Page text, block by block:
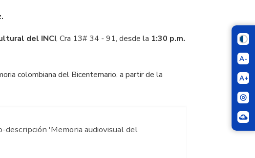
A-
A+
del INCI, Cra 13# 34 - 91, desde la 1:30 p.m.
colombiana del Bicentemario, a partir de la
descripción 'Memoria audiovisual del